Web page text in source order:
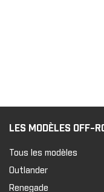
LES MODÈLES OFF-
Tous les modèles
Outlander
Renegade